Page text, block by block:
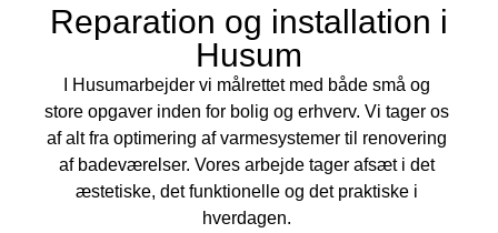
Reparation og installation i
Husum
I Husumarbejder vi målrettet med både små og
store opgaver inden for bolig og erhverv. Vi tager os
af alt fra optimering af varmesystemer til renovering
af badeværelser. Vores arbejde tager afsæt i det
æstetiske, det funktionelle og det praktiske i
hverdagen.